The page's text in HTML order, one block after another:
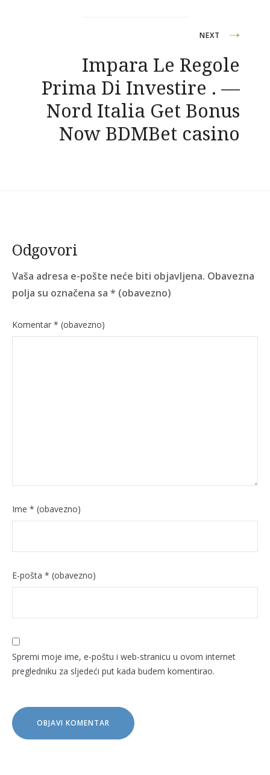
NEXT
Impara Le Regole
Prima Di Investire . —
Nord Italia Get Bonus
Now BDMBet casino
Odgovori
Vaša adresa e-pošte neće biti objavljena. Obavezna
polja su označena sa * (obavezno)
Komentar * (obavezno)
Ime * (obavezno)
E-pošta * (obavezno)
Spremi moje ime, e-poštu i web-stranicu u ovom internet
pregledniku za sljedeći put kada budem komentirao.